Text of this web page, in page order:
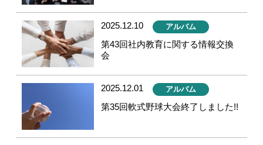
2025.12.10 アルバム
第43回社内教育に関する情報交換
会
2025.12.01 アルバム
第35回軟式野球大会終了しました!!